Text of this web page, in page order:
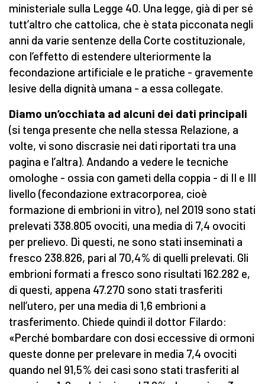
ministeriale sulla Legge 40. Una legge, già di per sé
tutt’altro che cattolica, che è stata picconata negli
anni da varie sentenze della Corte costituzionale,
con l’effetto di estendere ulteriormente la
fecondazione artificiale e le pratiche - gravemente
lesive della dignità umana - a essa collegate.
Diamo un’occhiata ad alcuni dei dati principali
(si tenga presente che nella stessa Relazione, a
volte, vi sono discrasie nei dati riportati tra una
pagina e l’altra). Andando a vedere le tecniche
omologhe - ossia con gameti della coppia - di II e III
livello (fecondazione extracorporea, cioè
formazione di embrioni in vitro), nel 2019 sono stati
prelevati 338.805 ovociti, una media di 7,4 ovociti
per prelievo. Di questi, ne sono stati inseminati a
fresco 238.826, pari al 70,4% di quelli prelevati. Gli
embrioni formati a fresco sono risultati 162.282 e,
di questi, appena 47.270 sono stati trasferiti
nell’utero, per una media di 1,6 embrioni a
trasferimento. Chiede quindi il dottor Filardo:
«Perché bombardare con dosi eccessive di ormoni
queste donne per prelevare in media 7,4 ovociti
quando nel 91,5% dei casi sono stati trasferiti al